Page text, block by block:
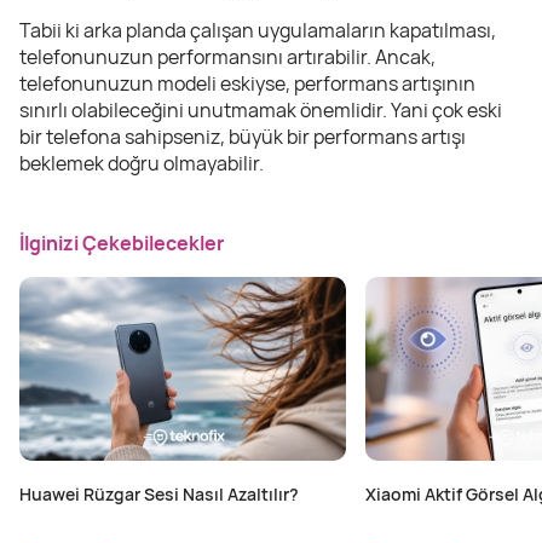
Tabii ki arka planda çalışan uygulamaların kapatılması,
telefonunuzun performansını artırabilir. Ancak,
telefonunuzun modeli eskiyse, performans artışının
sınırlı olabileceğini unutmamak önemlidir. Yani çok eski
bir telefona sahipseniz, büyük bir performans artışı
beklemek doğru olmayabilir.
İlginizi Çekebilecekler
Huawei Rüzgar Sesi Nasıl Azaltılır?
Xiaomi Aktif Görsel